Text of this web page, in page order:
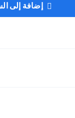
إضافة إلى